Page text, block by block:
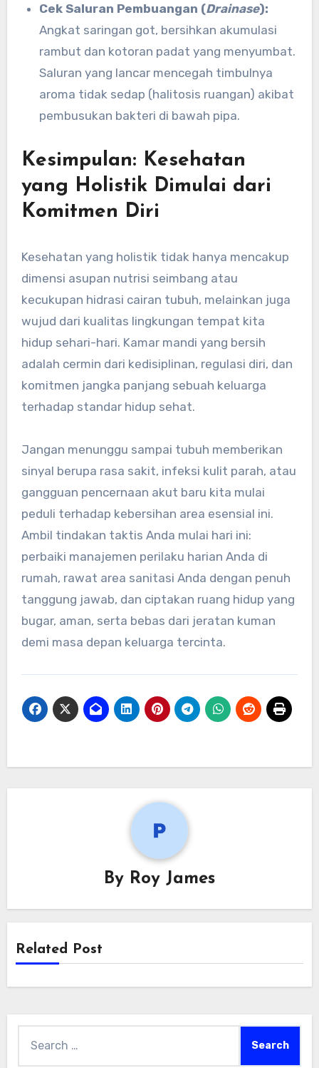
Cek Saluran Pembuangan (Drainase):
Angkat saringan got, bersihkan akumulasi
rambut dan kotoran padat yang menyumbat.
Saluran yang lancar mencegah timbulnya
aroma tidak sedap (halitosis ruangan) akibat
pembusukan bakteri di bawah pipa.
Kesimpulan: Kesehatan
yang Holistik Dimulai dari
Komitmen Diri
Kesehatan yang holistik tidak hanya mencakup
dimensi asupan nutrisi seimbang atau
kecukupan hidrasi cairan tubuh, melainkan juga
wujud dari kualitas lingkungan tempat kita
hidup sehari-hari. Kamar mandi yang bersih
adalah cermin dari kedisiplinan, regulasi diri, dan
komitmen jangka panjang sebuah keluarga
terhadap standar hidup sehat.
Jangan menunggu sampai tubuh memberikan
sinyal berupa rasa sakit, infeksi kulit parah, atau
gangguan pencernaan akut baru kita mulai
peduli terhadap kebersihan area esensial ini.
Ambil tindakan taktis Anda mulai hari ini:
perbaiki manajemen perilaku harian Anda di
rumah, rawat area sanitasi Anda dengan penuh
tanggung jawab, dan ciptakan ruang hidup yang
bugar, aman, serta bebas dari jeratan kuman
demi masa depan keluarga tercinta.
By Roy James
Related Post